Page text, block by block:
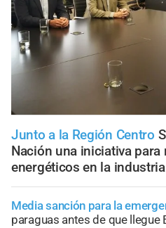
Junto a la Región Centro
Nación una iniciativa
energéticos en la industria
Media sanción para la
paraguas antes de que llegue